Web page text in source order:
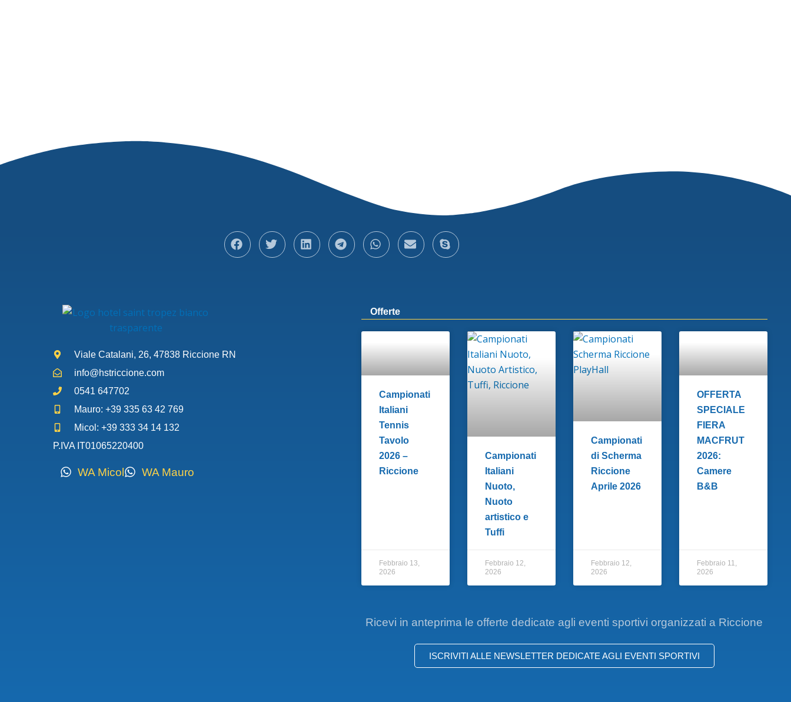
Viale Catalani, 26, 47838 Riccione RN
info@hstriccione.com
0541 647702
Mauro: +39 335 63 42 769
Micol: +39 333 34 14 132
P.IVA IT01065220400
WA Micol WA Mauro
Offerte
Campionati
Italiani
Tennis
Tavolo
2026 –
Riccione
Febbraio 13,
2026
Campionati
Italiani
Nuoto,
Nuoto
artistico e
Tuffi
Febbraio 12,
2026
Campionati
di Scherma
Riccione
Aprile 2026
Febbraio 12,
2026
OFFERTA
SPECIALE
FIERA
MACFRUT
2026:
Camere
B&B
Febbraio 11,
2026
Ricevi in anteprima le offerte dedicate agli eventi sportivi organizzati a Riccione
ISCRIVITI ALLE NEWSLETTER DEDICATE AGLI EVENTI SPORTIVI